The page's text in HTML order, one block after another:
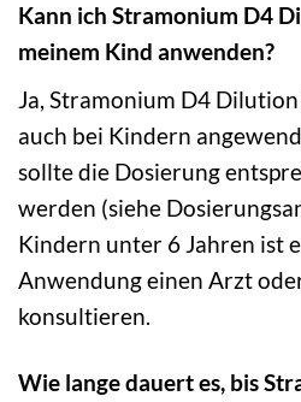
Kann ich Stramonium D4
meinem Kind anwenden?
Ja, Stramonium D4
auch bei Kindern
sollte die Dosierung
werden (siehe
Kindern unter 6 Jahren ist
Anwendung einen Arzt
konsultieren.
Wie lange dauert es, bis